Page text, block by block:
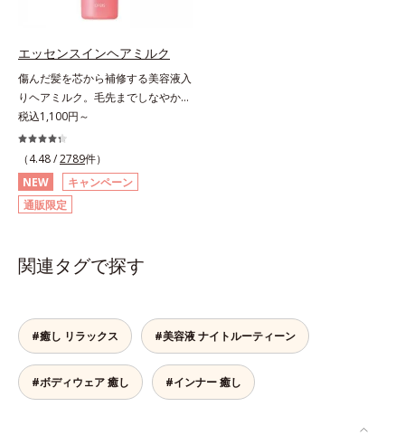
い隠すのではなく、肌の匂いにオイ
で、あなただけの“自然ないい匂
ンは3種類。肌タイプに合わせて水
分と油分のバランスを整え、ボディ
ケアしながらそれぞれの肌の自然な
香りを効果的に広げます。
【DS13】水分も油分も少ないドラ
イ肌に。ローズとイランイランに
木々の精油を加えた、うるおいを感
ム、ローズなど花々の精油にハーブ
や果実を加えた、透明感あふれる香
した、植物の生命力を感じさせる香
り。天然由来の力を借りた毎日のケ
アで、人工的な“いい香り”でもな
く、体臭のような“ニオイ”でもな
いを与え、やわらかくすること。そ
のここちよさを感じること*2 シク
ロペンタシロキサン、ジフェニルシ
ロキシフェニルトリメチコン*3
チル/メタクリル酸ステアリル）コ
エッセンスインヘアミルク
傷んだ髪を芯から補修する美容液入
りヘアミルク。毛先までしなやかな
美髪へ。パサつき、広がり、枝毛、
ツヤ不足・・・髪のお悩みは尽きな
いもの。エッセンスインヘアミルク
は、そんなお悩みを解決する洗い流
さないタイプのトリートメントで
す。サロン業界注目の美髪成分
るのを防ぐ重要な役割を担ってお
す。一度「CMC」を失うと自ら作り
出すことはできないので、補うケア
が不可欠なのです。使用方法は簡
単。適量を手にとって、タオルドラ
イ後の髪（または乾いた髪）に、毛
税込1,100円～
（4.48 /2789件）
NEW
キャンペーン
通販限定
関連タグで探す
#癒し リラックス #美容液 ナイトルーティーン
#ボディウェア 癒し #インナー 癒し